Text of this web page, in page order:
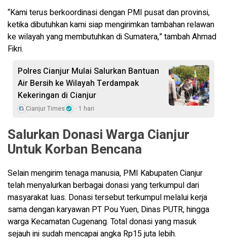
“Kami terus berkoordinasi dengan PMI pusat dan provinsi,
ketika dibutuhkan kami siap mengirimkan tambahan relawan
ke wilayah yang membutuhkan di Sumatera,” tambah Ahmad
Fikri.
Polres Cianjur Mulai Salurkan Bantuan
Air Bersih ke Wilayah Terdampak
Kekeringan di Cianjur
Cianjur Times 1 hari
Salurkan Donasi Warga Cianjur
Untuk Korban Bencana
Selain mengirim tenaga manusia, PMI Kabupaten Cianjur
telah menyalurkan berbagai donasi yang terkumpul dari
masyarakat luas. Donasi tersebut terkumpul melalui kerja
sama dengan karyawan PT Pou Yuen, Dinas PUTR, hingga
warga Kecamatan Cugenang. Total donasi yang masuk
sejauh ini sudah mencapai angka Rp15 juta lebih.